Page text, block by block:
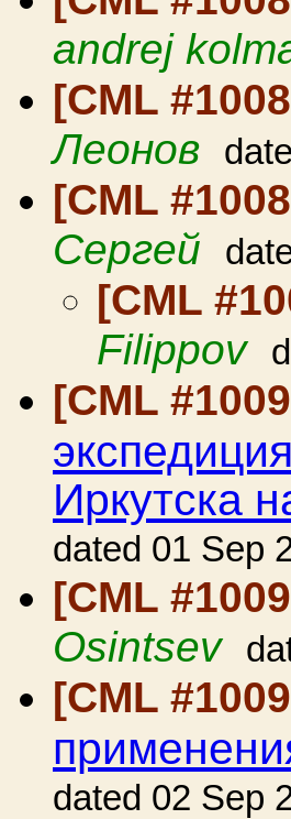
andrej
[CML
Леонов
[CML
Сергей
[CML
Filippov
[CML
Иркутска
dated 01 Sep
[CML
Osintsev
[CML
dated 02 Sep